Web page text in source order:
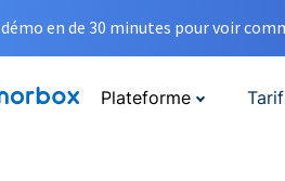
en de 30 minutes pour voir
Plateforme